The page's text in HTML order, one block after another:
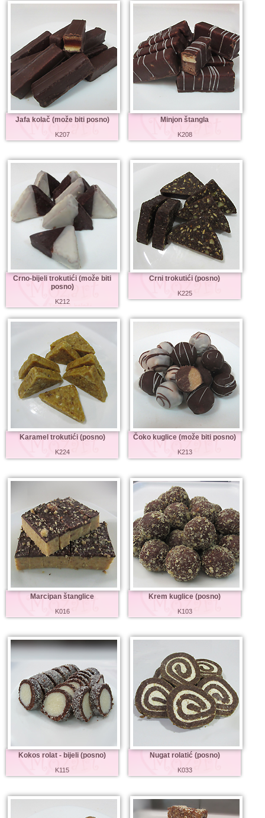
Jafa kolač (može biti posno)
K207
Minjon štangla
K208
Crno-bijeli trokutići (može biti
posno)
K212
Crni trokutići (posno)
K225
Karamel trokutići (posno)
K224
Čoko kuglice (može biti posno)
K213
Marcipan štanglice
K016
Krem kuglice (posno)
K103
Kokos rolat - bijeli (posno)
K115
Nugat rolatić (posno)
K033